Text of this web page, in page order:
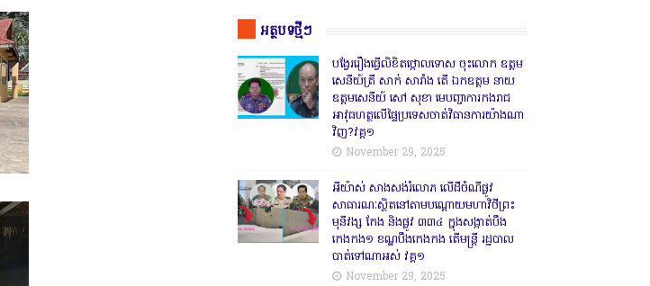
អត្ថបទថ្មីៗ
បង្វែររឿងធ្វើលិខិតថ្កោលទោស ចុះលោក ឧត្តម
សេនីយ៍ត្រី សាក់ សារាំង តើ ឯកឧត្តម នាយ
ឧត្តមសេនីយ៍ សៅ សុខា មេបញ្ជាការកងរាជ
អាវុធហត្ថលើផ្ទៃប្រទេសចាត់វិធានការយ៉ាងណា
វិញ?វគ្គ១
November 29, 2025
អីយ៉ាស់ សាងសង់រំលោភ លើដីចំណីផ្លូវ
សាធារណៈស្ថិតនៅតាមបណ្ដោយមហាវិថីព្រះ
មុនីវង្ស កែង និងផ្លូវ ៣៣៤ ក្នុងសង្កាត់បឹង
កេងកង១ ខណ្ឌបឹងកេងកង តើមន្ត្រី រដ្ឋបាល
បាត់ទៅណាអស់ វគ្គ១
November 29, 2025